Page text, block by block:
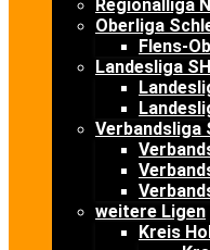
Regionalliga
Oberliga
Flens-
Landesliga SH
Verbandsliga
weitere Ligen
Kreis